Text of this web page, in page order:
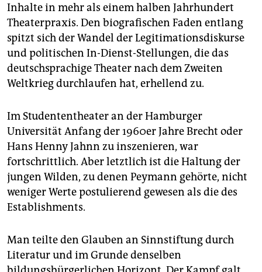
Inhalte in mehr als einem halben Jahrhundert
Theaterpraxis. Den biografischen Faden entlang
spitzt sich der Wandel der Legitimationsdiskurse
und politischen In-Dienst-Stellungen, die das
deutschsprachige Theater nach dem Zweiten
Weltkrieg durchlaufen hat, erhellend zu.
Im Studententheater an der Hamburger
Universität Anfang der 1960er Jahre Brecht oder
Hans Henny Jahnn zu inszenieren, war
fortschrittlich. Aber letztlich ist die Haltung der
jungen Wilden, zu denen Peymann gehörte, nicht
weniger Werte postulierend gewesen als die des
Establishments.
Man teilte den Glauben an Sinnstiftung durch
Literatur und im Grunde denselben